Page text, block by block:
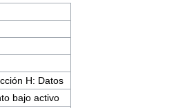
H: Datos
bajo activo